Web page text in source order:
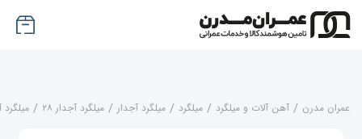
عمران مدرن / آهن آلات و میلگرد / میلگرد / میلگرد آجدار / میلگرد آجدار ۲۸ / میلگرد آجدار